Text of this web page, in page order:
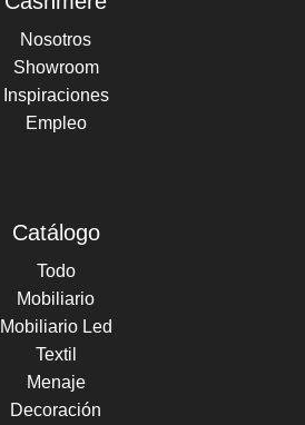
Nosotros
Showroom
Inspiraciones
Empleo
Catálogo
Todo
Mobiliario
Mobiliario Led
Textil
Menaje
Decoración